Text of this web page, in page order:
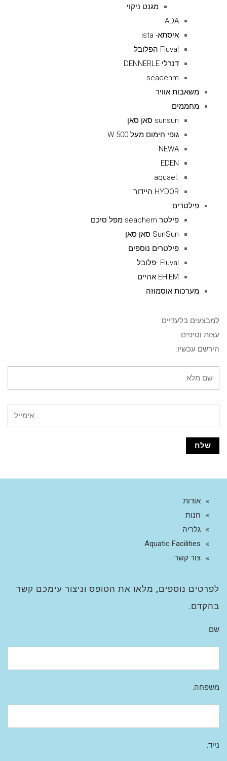
מגנט ניקוי
ADA
איסתא- ista
Fluval הפלובל
דנרלי DENNERLE
seacehm
משאבות אוויר
מחממים
sunsun סאן סאן
גופי חימום מעל 500 W
NEWA
EDEN
.aquael
HYDOR היידור
פילטרים
פילטר seachem מפל סיכם
SunSun סאן סאן
פילטרים נוספים
Fluval -פלובל
EHIEM אהיים
מערכות אוסמוזה
למבצעים בלעדיים
עצות וטיפים
הירשם עכשיו:
אודות
חנות
גלריה
Aquatic Facilities
צור קשר
לפרטים נוספים, מלאו את הטופס וניצור עימכם קשר
בהקדם.
שם:
משפחה:
נייד: